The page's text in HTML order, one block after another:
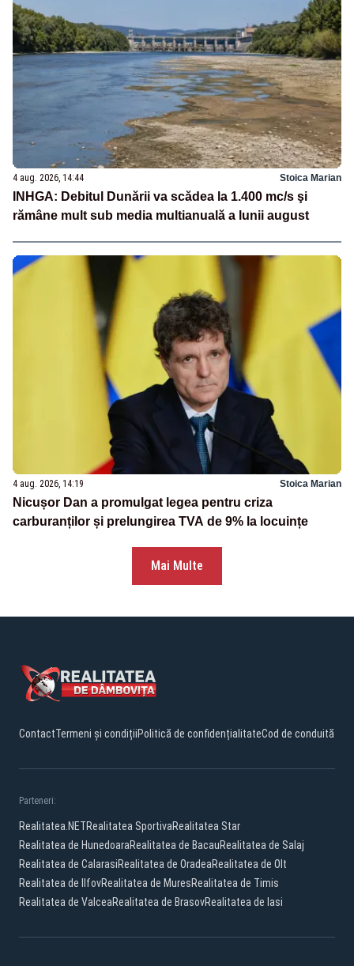
4 aug. 2026, 14:44 Stoica Marian
INHGA: Debitul Dunării va scădea la 1.400 mc/s şi
rămâne mult sub media multianuală a lunii august
4 aug. 2026, 14:19 Stoica Marian
Nicușor Dan a promulgat legea pentru criza
carburanților și prelungirea TVA de 9% la locuințe
Mai Multe
ContactTermeni și condițiiPolitică de confidențialitateCod de conduită
Parteneri:
Realitatea.NETRealitatea SportivaRealitatea Star
Realitatea de HunedoaraRealitatea de BacauRealitatea de Salaj
Realitatea de CalarasiRealitatea de OradeaRealitatea de Olt
Realitatea de IlfovRealitatea de MuresRealitatea de Timis
Realitatea de ValceaRealitatea de BrasovRealitatea de Iasi